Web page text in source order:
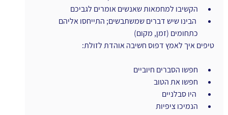
הקשיבו למחמאות שאנשים אומרים לגביכם
הבינו שיש דברים שמשתבשים; התייחסו אליהם
כתחומים (זמן, מקום)
טיפים איך לאמץ דפוס חשיבה אוהדת לזולת:
חפשו הסברים חיוביים
חפשו את הטוב
הנמיכו ציפיות